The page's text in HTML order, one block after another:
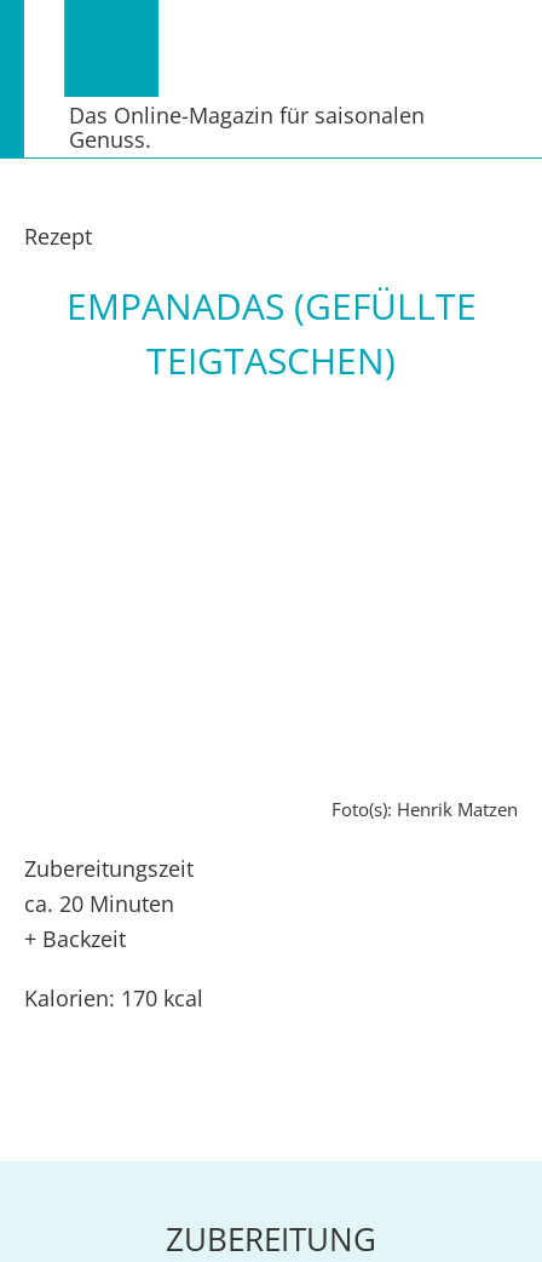
Das Online-Magazin für saisonalen
Genuss.
Rezept
EMPANADAS (GEFÜLLTE
TEIGTASCHEN)
Foto(s): Henrik Matzen
Zubereitungszeit
ca. 20 Minuten
+ Backzeit
Kalorien: 170 kcal
ZUBEREITUNG